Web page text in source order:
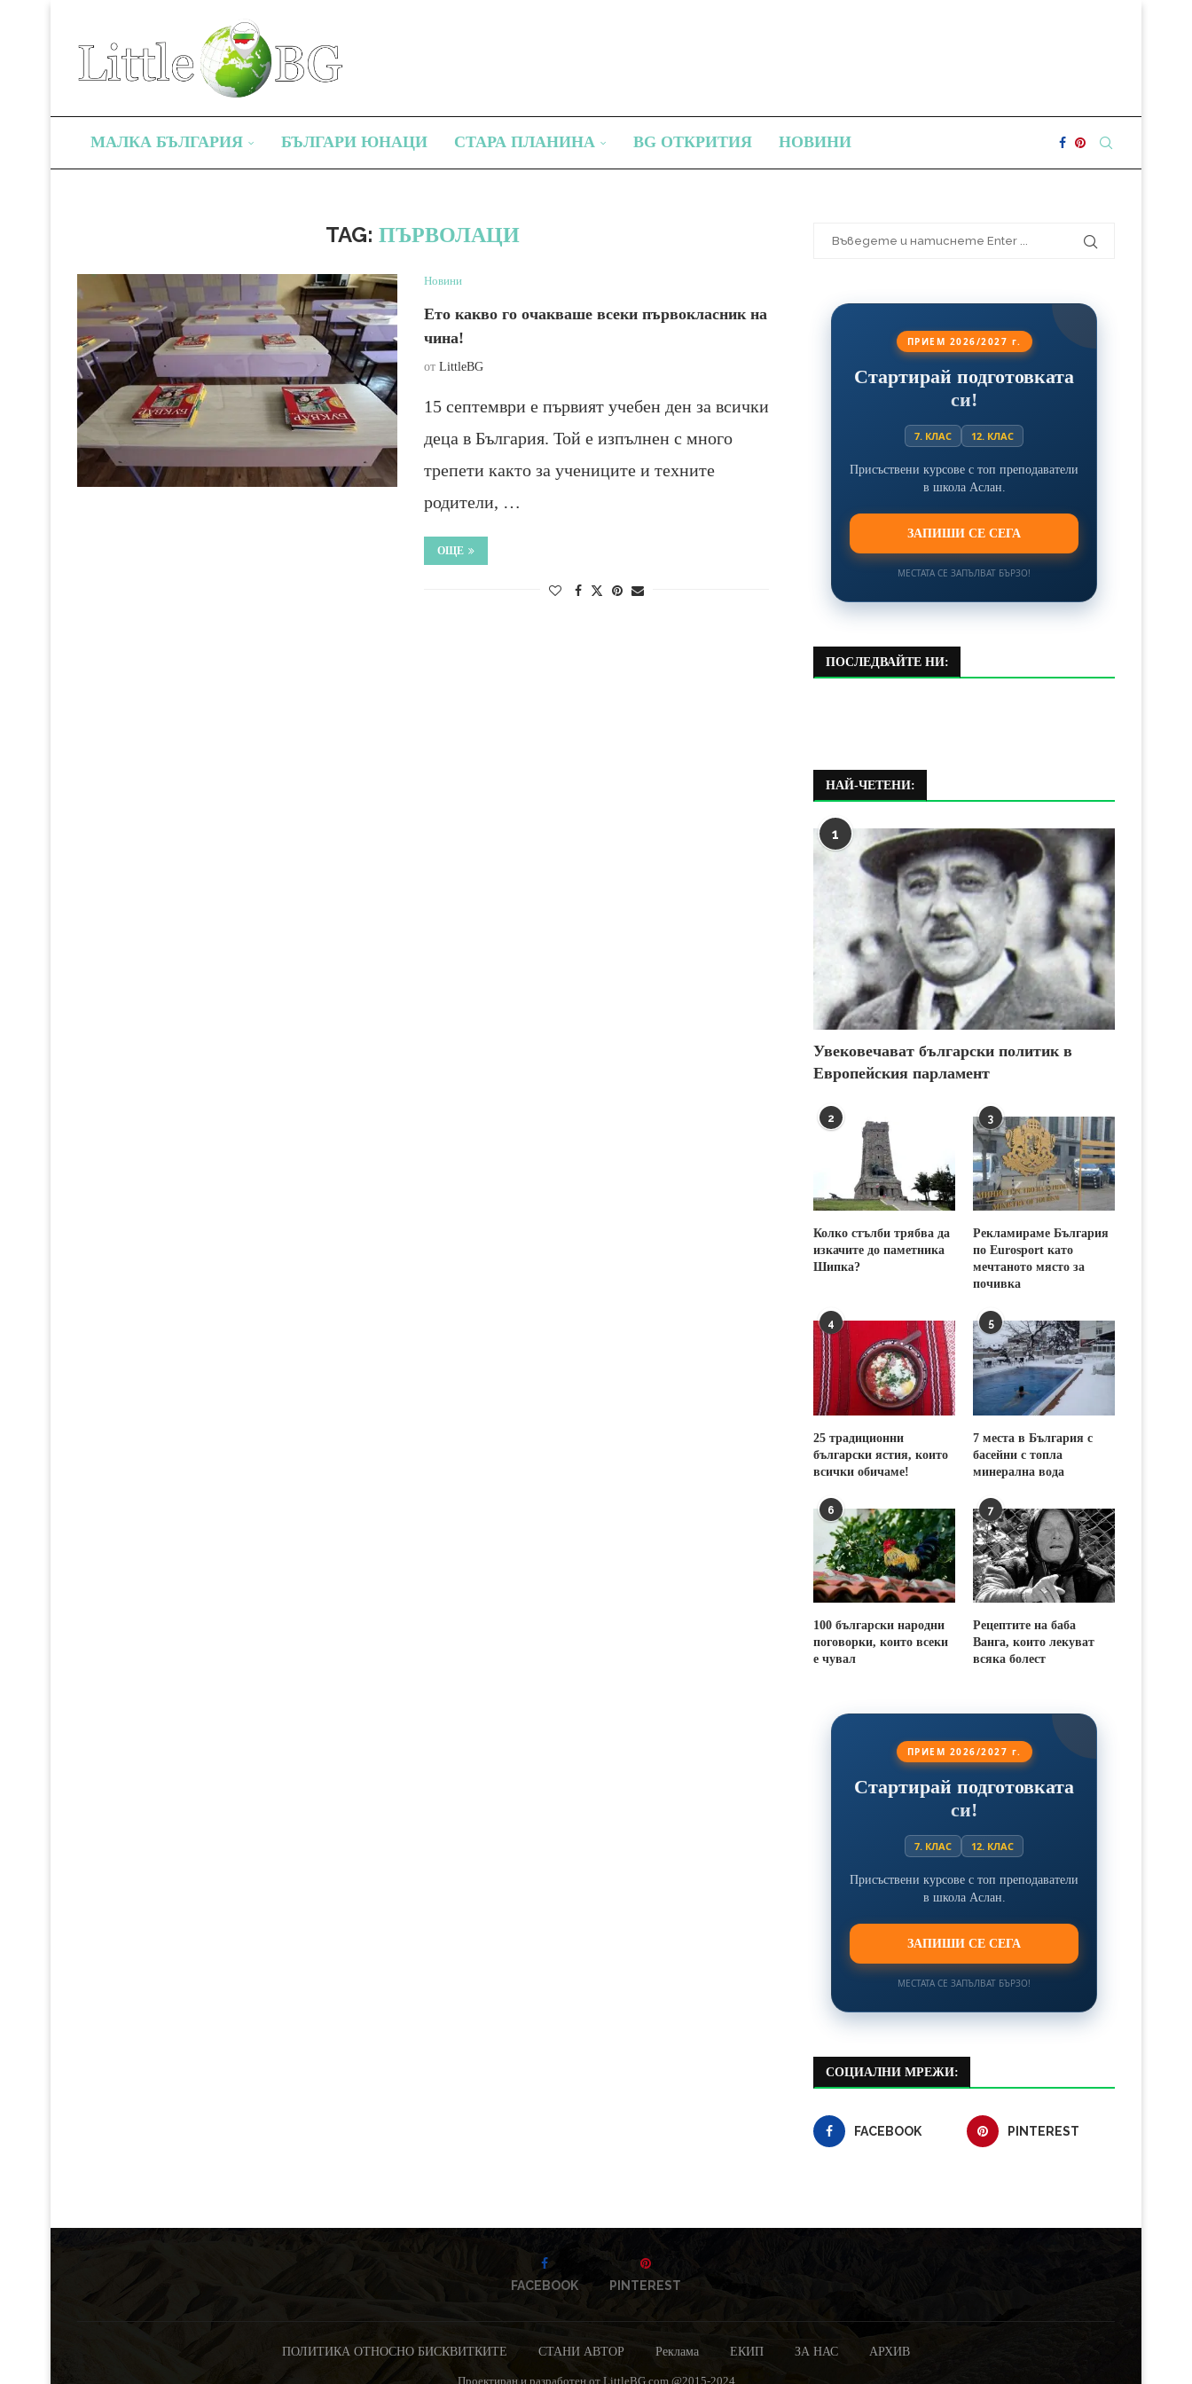
МАЛКА БЪЛГАРИЯ БЪЛГАРИ ЮНАЦИ СТАРА ПЛАНИНА BG ОТКРИТИЯ НОВИНИ
TAG:ПЪРВОЛАЦИ
Новини
Ето какво го очакваше всеки първокласник на
чина!
от LittleBG
15 септември е първият учебен ден за всички
деца в България. Той е изпълнен с много
трепети както за учениците и техните
родители, …
ОЩЕ
ПРИЕМ 2026/2027 г.
Стартирай подготовката
си!
7. КЛАС 12. КЛАС
Присъствени курсове с топ преподаватели
в школа Аслан.
ЗАПИШИ СЕ СЕГА
МЕСТАТА СЕ ЗАПЪЛВАТ БЪРЗО!
ПОСЛЕДВАЙТЕ НИ:
НАЙ-ЧЕТЕНИ:
1
Увековечават български политик в
Европейския парламент
2
Колко стълби трябва да
изкачите до паметника
Шипка?
3
Рекламираме България
по Eurosport като
мечтаното място за
почивка
4
25 традиционни
български ястия, които
всички обичаме!
5
7 места в България с
басейни с топла
минерална вода
6
100 български народни
поговорки, които всеки
е чувал
7
Рецептите на баба
Ванга, които лекуват
всяка болест
ПРИЕМ 2026/2027 г.
Стартирай подготовката
си!
7. КЛАС 12. КЛАС
Присъствени курсове с топ преподаватели
в школа Аслан.
ЗАПИШИ СЕ СЕГА
МЕСТАТА СЕ ЗАПЪЛВАТ БЪРЗО!
СОЦИАЛНИ МРЕЖИ:
FACEBOOK PINTEREST
FACEBOOK PINTEREST
ПОЛИТИКА ОТНОСНО БИСКВИТКИТЕ СТАНИ АВТОР Реклама ЕКИП ЗА НАС АРХИВ
Проектиран и разработен от LittleBG.com @2015-2024